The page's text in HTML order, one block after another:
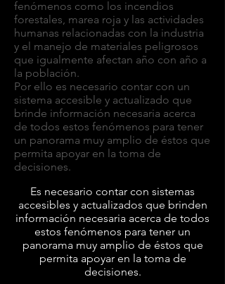
fenómenos como los incendios
forestales, marea roja y las actividades
humanas relacionadas con la industria
y el manejo de materiales peligrosos
que igualmente afectan año con año a
la población.
Por ello es necesario contar con un
sistema accesible y actualizado que
brinde información necesaria acerca
de todos estos fenómenos para tener
un panorama muy amplio de éstos que
permita apoyar en la toma de
decisiones.
Es necesario contar con sistemas
accesibles y actualizados que brinden
información necesaria acerca de todos
estos fenómenos para tener un
panorama muy amplio de éstos que
permita apoyar en la toma de
decisiones.